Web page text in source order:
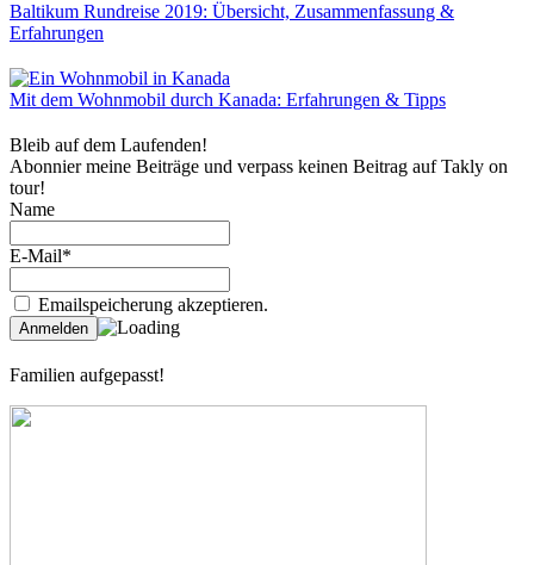
Baltikum Rundreise 2019: Übersicht, Zusammenfassung &
Erfahrungen
Mit dem Wohnmobil durch Kanada: Erfahrungen & Tipps
Bleib auf dem Laufenden!
Abonnier meine Beiträge und verpass keinen Beitrag auf Takly on
tour!
Name
E-Mail*
Emailspeicherung akzeptieren.
Familien aufgepasst!